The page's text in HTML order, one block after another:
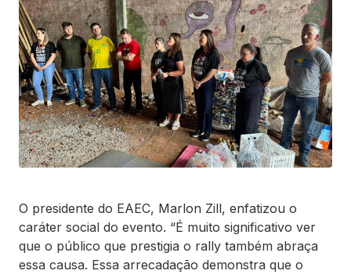
O presidente do EAEC, Marlon Zill, enfatizou o
caráter social do evento. “É muito significativo ver
que o público que prestigia o rally também abraça
essa causa. Essa arrecadação demonstra que o